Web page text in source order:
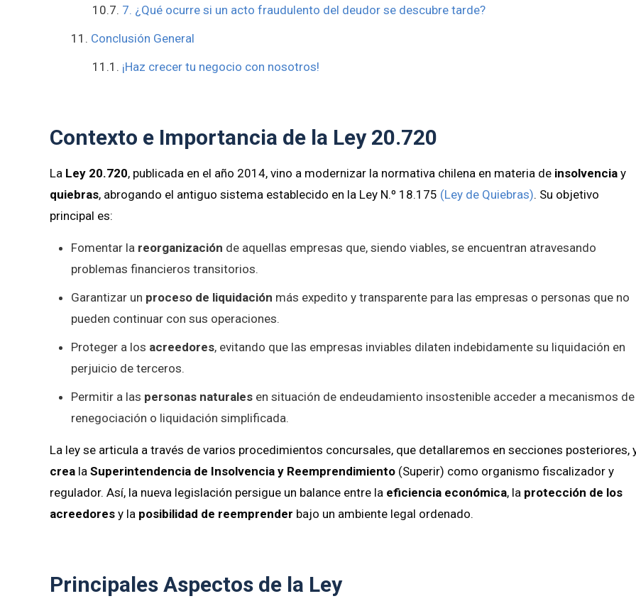
7. ¿Qué ocurre si un acto fraudulento del deudor se descubre tarde?
Conclusión General
¡Haz crecer tu negocio con nosotros!
Contexto e Importancia de la Ley 20.720
La Ley 20.720, publicada en el año 2014, vino a modernizar la normativa chilena en materia de insolvencia y
quiebras, abrogando el antiguo sistema establecido en la Ley N.º 18.175 (Ley de Quiebras). Su objetivo
principal es:
Fomentar la reorganización de aquellas empresas que, siendo viables, se encuentran atravesando
problemas financieros transitorios.
Garantizar un proceso de liquidación más expedito y transparente para las empresas o personas que no
pueden continuar con sus operaciones.
Proteger a los acreedores, evitando que las empresas inviables dilaten indebidamente su liquidación en
perjuicio de terceros.
Permitir a las personas naturales en situación de endeudamiento insostenible acceder a mecanismos de
renegociación o liquidación simplificada.
La ley se articula a través de varios procedimientos concursales, que detallaremos en secciones posteriores,
crea laSuperintendencia de Insolvencia y Reemprendimiento (Superir) como organismo fiscalizador y
regulador. Así, la nueva legislación persigue un balance entre la eficiencia económica, la protección de los
acreedores y la posibilidad de reemprender bajo un ambiente legal ordenado.
Principales Aspectos de la Ley